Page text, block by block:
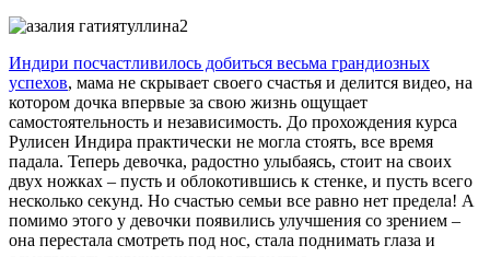
Индири посчастливилось добиться весьма грандиозных
успехов, мама не скрывает своего счастья и делится видео, на
котором дочка впервые за свою жизнь ощущает
самостоятельность и независимость. До прохождения курса
Рулисен Индира практически не могла стоять, все время
падала. Теперь девочка, радостно улыбаясь, стоит на своих
двух ножках – пусть и облокотившись к стенке, и пусть всего
несколько секунд. Но счастью семьи все равно нет предела! А
помимо этого у девочки появились улучшения со зрением –
она перестала смотреть под нос, стала поднимать глаза и